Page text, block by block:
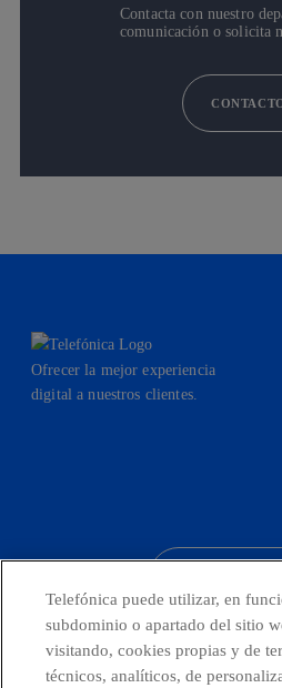
Contacta con nuestro
comunicación o solicita
Ofrecer la mejor experiencia
digital a nuestros clientes.
Países y Unidades emergentes
Telefónica puede utilizar, en
subdominio o apartado del sitio
visitando, cookies propias y de
técnicos, analíticos, de